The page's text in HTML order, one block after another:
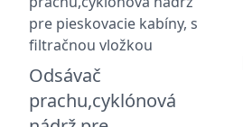
Odsávač
prachu,cyklónová